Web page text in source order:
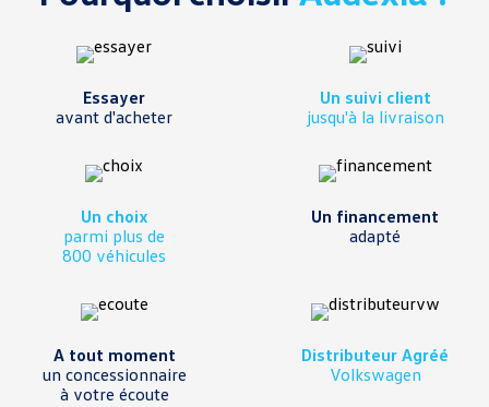
Essayer
avant d'acheter
Un suivi client
jusqu'à la livraison
Un choix
parmi plus de
800 véhicules
Un financement
adapté
A tout moment
un concessionnaire
à votre écoute
Distributeur Agréé
Volkswagen